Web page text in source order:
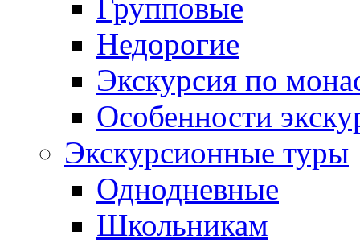
Групповые
Недорогие
Экскурсия по
Особенности
Экскурсионные туры
Однодневные
Школьникам